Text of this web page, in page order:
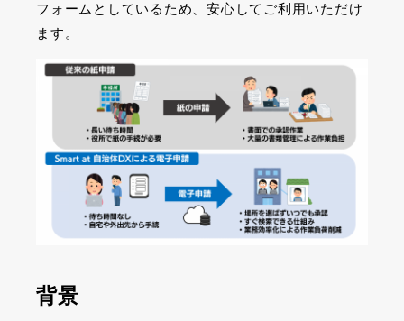
フォームとしているため、安心してご利用いただけ
ます。
背景